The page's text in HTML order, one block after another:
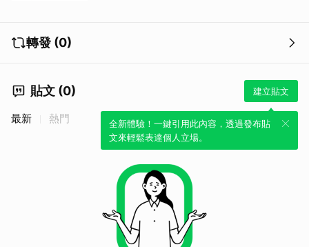
轉發 (0)
貼文 (0) 建立貼文
全新體驗！一鍵引用此內容，透過發布貼
文來輕鬆表達個人立場。
最新 熱門